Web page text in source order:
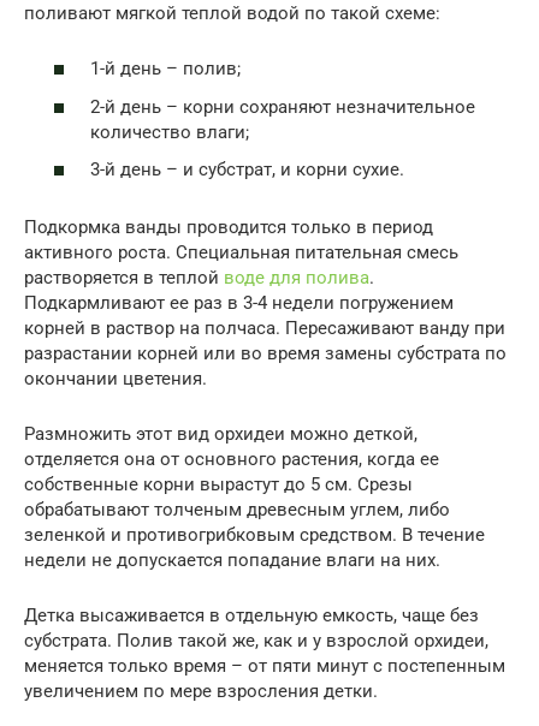
поливают мягкой теплой водой по такой схеме:
1-й день – полив;
2-й день – корни сохраняют незначительное
количество влаги;
3-й день – и субстрат, и корни сухие.
Подкормка ванды проводится только в период
активного роста. Специальная питательная смесь
растворяется в теплой воде для полива.
Подкармливают ее раз в 3-4 недели погружением
корней в раствор на полчаса. Пересаживают ванду при
разрастании корней или во время замены субстрата по
окончании цветения.
Размножить этот вид орхидеи можно деткой,
отделяется она от основного растения, когда ее
собственные корни вырастут до 5 см. Срезы
обрабатывают толченым древесным углем, либо
зеленкой и противогрибковым средством. В течение
недели не допускается попадание влаги на них.
Детка высаживается в отдельную емкость, чаще без
субстрата. Полив такой же, как и у взрослой орхидеи,
меняется только время – от пяти минут с постепенным
увеличением по мере взросления детки.